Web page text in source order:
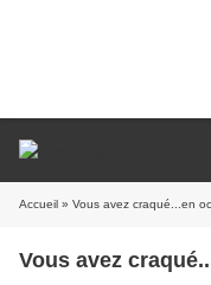
Accueil » Vous avez craqué...en
Vous avez